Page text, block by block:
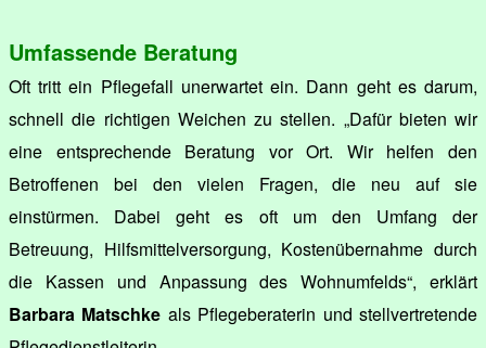
Umfassende Beratung
Oft tritt ein Pflegefall unerwartet ein. Dann geht es darum,
schnell die richtigen Weichen zu stellen. „Dafür bieten wir
eine entsprechende Beratung vor Ort. Wir helfen den
Betroffenen bei den vielen Fragen, die neu auf sie
einstürmen. Dabei geht es oft um den Umfang der
Betreuung, Hilfsmittelversorgung, Kostenübernahme durch
die Kassen und Anpassung des Wohnumfelds“, erklärt
Barbara Matschke als Pflegeberaterin und stellvertretende